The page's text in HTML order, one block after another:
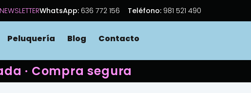
WhatsApp: 636 772 156 Teléfono: 981 521 490
Peluquería Blog Contacto
· Compra segura